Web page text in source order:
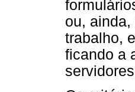
ou,
trabalho,
ficando a